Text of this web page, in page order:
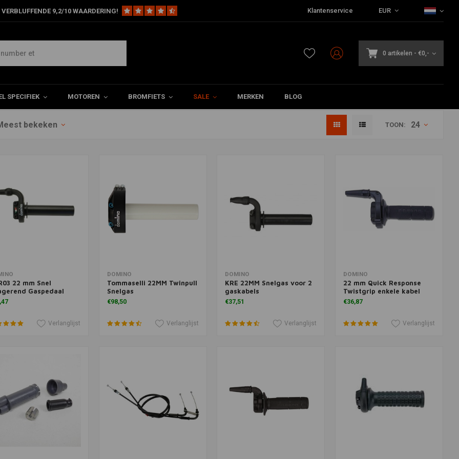
9,2/10 WAARDERING! Klantenservice EUR
0 artikelen - €0,-
SPECIFIEK MOTOREN BROMFIETS SALE MERKEN BLOG
bekeken TOON: 24
aan winkelwagen
22 mm Snel
Gaspedaal
Verlanglijst
Toevoegen aan winkelwagen
DOMINO
Tommaselli 22MM Twinpull
Snelgas
€98,50
Verlanglijst
Toevoegen aan winkelwagen
DOMINO
KRE 22MM Snelgas voor 2
gaskabels
€37,51
Verlanglijst
Toevoegen aan winkelwagen
DOMINO
22 mm Quick Response
Twistgrip enkele kabel
€36,87
Verlanglijst